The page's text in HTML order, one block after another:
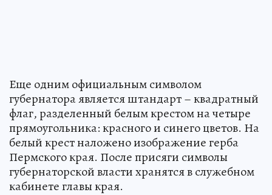
Еще одним официальным символом
губернатора является штандарт – квадратный
флаг, разделенный белым крестом на четыре
прямоугольника: красного и синего цветов. На
белый крест наложено изображение герба
Пермского края. После присяги символы
губернаторской власти хранятся в служебном
кабинете главы края.